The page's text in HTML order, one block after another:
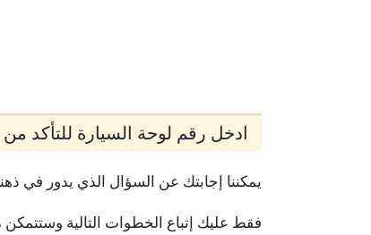
ادخل رقم لوحة السيارة للتأكد
يمكننا إجابتك عن السؤال الذي يدور في
فقط عليك إتباع الخطوات التالية